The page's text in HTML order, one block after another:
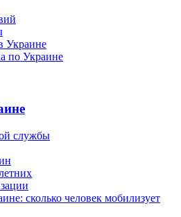
Украине
по Украине
службы
сколько человек мобилизует